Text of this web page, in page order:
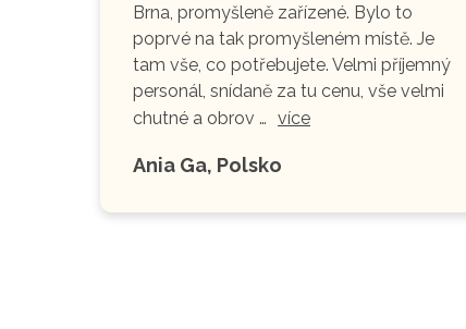
Brna, promyšleně zařízené. Bylo to
poprvé na tak promyšleném místě. Je
tam vše, co potřebujete. Velmi příjemný
personál, snídaně za tu cenu, vše velmi
chutné a obrov … více
Ania Ga, Polsko